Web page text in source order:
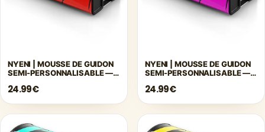
NYENI | MOUSSE DE GUIDON
SEMI-PERSONNALISABLE —
24.99€
NYENI | MOUSSE DE GUIDON
SEMI-PERSONNALISABLE —
24.99€